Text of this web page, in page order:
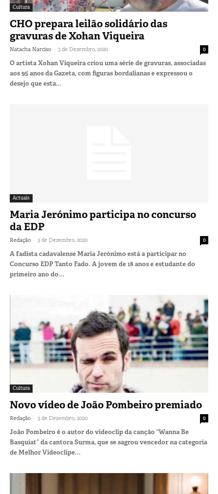
Cultura
CHO prepara leilão solidário das
gravuras de Xohan Viqueira
Natacha Narciso - 3 de Dezembro, 2020 0
O artista Xohan Viqueira criou uma série de gravuras, associadas
aos 95 anos da Gazeta, com figuras bordalianas e expressou o
desejo que esta...
Actuais
Maria Jerónimo participa no concurso
da EDP
Redação - 3 de Dezembro, 2020 0
A fadista cadavalense Maria Jerónimo está a participar no
Concurso EDP Tanto Fado. A jovem de 18 anos e estudante do
primeiro ano do...
Cultura
Novo vídeo de João Pombeiro premiado
Redação - 3 de Dezembro, 2020 0
João Pombeiro é o autor do videoclip da canção “Wanna Be
Basquiat” da cantora Surma, que se sagrou vencedor na categoria
de Melhor Videoclipe...